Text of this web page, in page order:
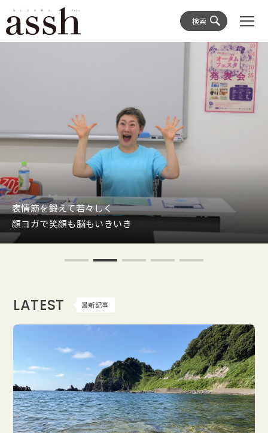
検索
表情筋を鍛えて若々しく
顔ヨガで笑顔も脳もいきいき
LATEST 最新記事